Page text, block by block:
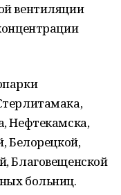
вентиляции
Нефтекамска,
Белорецкой,
Благовещенской
больниц.